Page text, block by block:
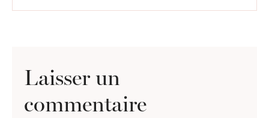
Laisser un
commentaire